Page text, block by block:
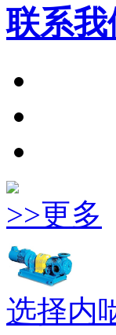
联系我
>>更多
选择内